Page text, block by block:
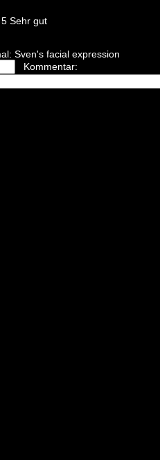
5 Sehr gut
Sven's facial expression
Kommentar: